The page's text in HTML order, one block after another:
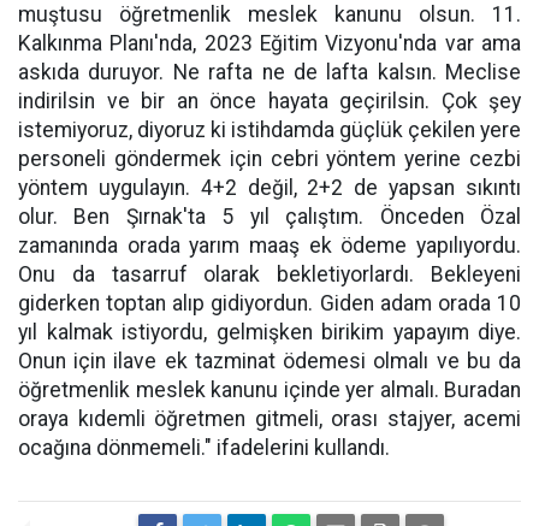
muştusu öğretmenlik meslek kanunu olsun. 11.
Kalkınma Planı'nda, 2023 Eğitim Vizyonu'nda var ama
askıda duruyor. Ne rafta ne de lafta kalsın. Meclise
indirilsin ve bir an önce hayata geçirilsin. Çok şey
istemiyoruz, diyoruz ki istihdamda güçlük çekilen yere
personeli göndermek için cebri yöntem yerine cezbi
yöntem uygulayın. 4+2 değil, 2+2 de yapsan sıkıntı
olur. Ben Şırnak'ta 5 yıl çalıştım. Önceden Özal
zamanında orada yarım maaş ek ödeme yapılıyordu.
Onu da tasarruf olarak bekletiyorlardı. Bekleyeni
giderken toptan alıp gidiyordun. Giden adam orada 10
yıl kalmak istiyordu, gelmişken birikim yapayım diye.
Onun için ilave ek tazminat ödemesi olmalı ve bu da
öğretmenlik meslek kanunu içinde yer almalı. Buradan
oraya kıdemli öğretmen gitmeli, orası stajyer, acemi
ocağına dönmemeli." ifadelerini kullandı.